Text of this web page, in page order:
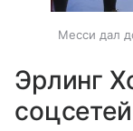
Месси дал
Эрлинг